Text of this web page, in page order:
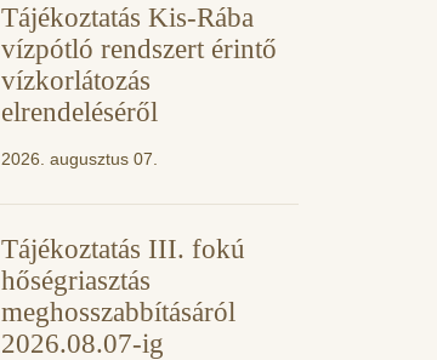
Tájékoztatás Kis-Rába
vízpótló rendszert érintő
vízkorlátozás
elrendeléséről
2026. augusztus 07.
Tájékoztatás III. fokú
hőségriasztás
meghosszabbításáról
2026.08.07-ig